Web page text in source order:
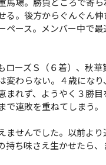
る。後方からぐんぐん
ース。メンバー中で
ーズＳ（６着）、秋華
わらない。４歳になり
まれず、ようやく３勝
連敗を重ねてしまう。
ませんでした。以前よ
持ち味さえ生かせたら